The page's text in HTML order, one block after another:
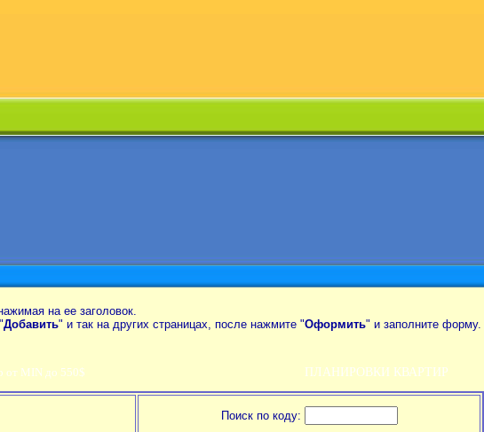
на ее заголовок.
Добавить" и так на других страницах, после нажмите "Оформить" и заполните форму.
от MIN до 550$ ПЛАНИРОВКИ КВАРТИР
Поиск по коду: